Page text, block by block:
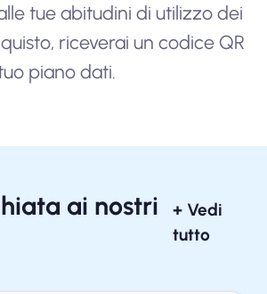
tue abitudini di utilizzo dei
riceverai un codice QR
piano dati.
ai nostri
+ Vedi
tutto